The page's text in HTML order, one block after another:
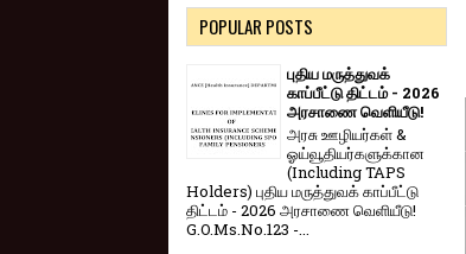
POPULAR POSTS
புதிய மருத்துவக்
காப்பீட்டு திட்டம் - 2026
அரசாணை வெளியீடு!
அரசு ஊழியர்கள் &
ஓய்வூதியர்களுக்கான
(Including TAPS
Holders) புதிய மருத்துவக் காப்பீட்டு
திட்டம் - 2026 அரசாணை வெளியீடு!
G.O.Ms.No.123 -...